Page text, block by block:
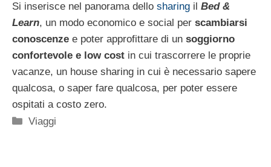
Si inserisce nel panorama dello sharing il Bed &
Learn, un modo economico e social per scambiarsi
conoscenze e poter approfittare di un soggiorno
confortevole e low cost in cui trascorrere le proprie
vacanze, un house sharing in cui è necessario sapere
qualcosa, o saper fare qualcosa, per poter essere
ospitati a costo zero.
Categorie
Viaggi